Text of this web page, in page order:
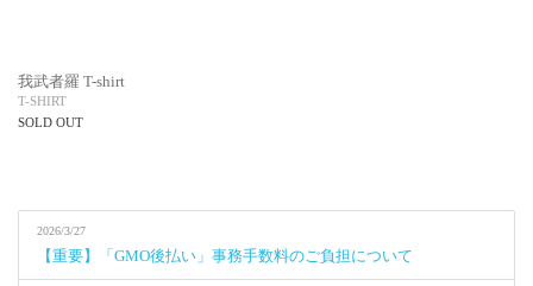
我武者羅 T-shirt
T-SHIRT
SOLD OUT
2026/3/27
【重要】「GMO後払い」事務手数料のご負担について